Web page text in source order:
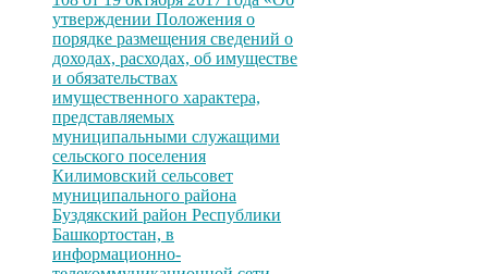
утверждении Положения о
порядке размещения сведений о
доходах, расходах, об имуществе
и обязательствах
имущественного характера,
представляемых
муниципальными служащими
сельского поселения
Килимовский сельсовет
муниципального района
Буздякский район Республики
Башкортостан, в
информационно-